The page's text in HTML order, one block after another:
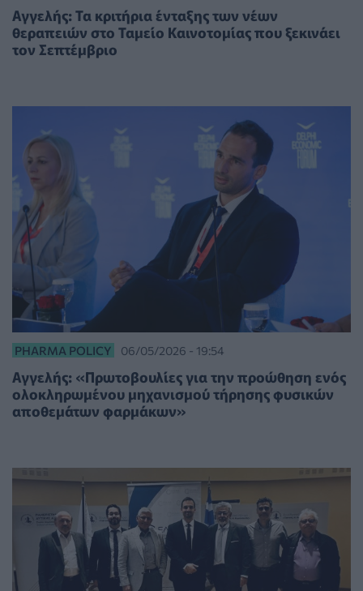
Αγγελής: Τα κριτήρια ένταξης των νέων
θεραπειών στο Ταμείο Καινοτομίας που ξεκινάει
τον Σεπτέμβριο
PHARMA POLICY 06/05/2026 - 19:54
Αγγελής: «Πρωτοβουλίες για την προώθηση ενός
ολοκληρωμένου μηχανισμού τήρησης φυσικών
αποθεμάτων φαρμάκων»